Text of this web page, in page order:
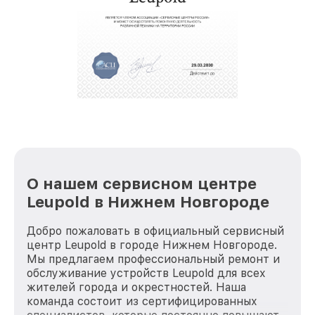
услуги курьера для владельцев
крупногабаритной техники, которые
обеспечат доставку устройств в сервис в
За годы своей деятельности мы получали только
положительные отзывы и обрели отличную
стараемся каждый день делать наш сервис еще
О нашем сервисном центре
Leupold в Нижнем Новгороде
Добро пожаловать в официальный сервисный
центр Leupold в городе Нижнем Новгороде.
Мы предлагаем профессиональный ремонт и
обслуживание устройств Leupold для всех
жителей города и окрестностей. Наша
команда состоит из сертифицированных